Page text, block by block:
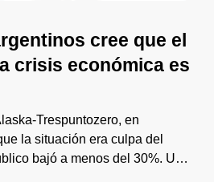
cree que el
crisis económica es
Trespuntozero, en
la situación era culpa del
bajó a menos del 30%. Un